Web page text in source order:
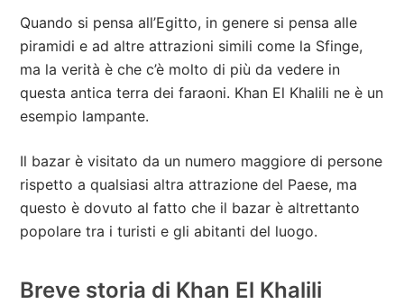
Quando si pensa all’Egitto, in genere si pensa alle
piramidi e ad altre attrazioni simili come la Sfinge,
ma la verità è che c’è molto di più da vedere in
questa antica terra dei faraoni. Khan El Khalili ne è un
esempio lampante.
Il bazar è visitato da un numero maggiore di persone
rispetto a qualsiasi altra attrazione del Paese, ma
questo è dovuto al fatto che il bazar è altrettanto
popolare tra i turisti e gli abitanti del luogo.
Breve storia di Khan El Khalili